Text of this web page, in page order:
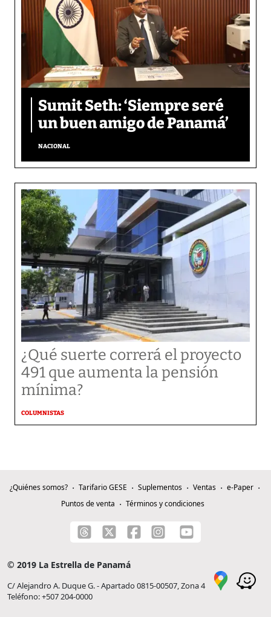
Sumit Seth: ‘Siempre seré
un buen amigo de Panamá’
NACIONAL
¿Qué suerte correrá el proyecto
491 que aumenta la pensión
mínima?
COLUMNISTAS
¿Quiénes somos? Tarifario GESE Suplementos Ventas
e-Paper
Puntos de venta
Términos y condiciones
© 2019 La Estrella de Panamá
C/ Alejandro A. Duque G. - Apartado 0815-00507, Zona 4
Teléfono: +507 204-0000